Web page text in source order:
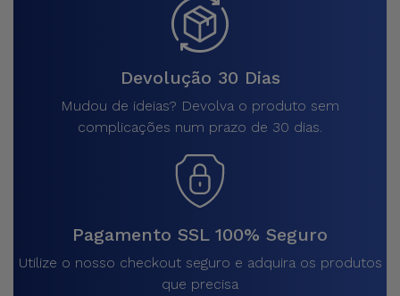
Devolução 30 Dias
Mudou de ideias? Devolva o produto sem
complicações num prazo de 30 dias.
Pagamento SSL 100% Seguro
Utilize o nosso checkout seguro e adquira os produtos
que precisa